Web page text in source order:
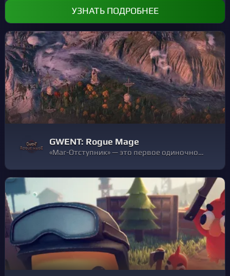
УЗНАТЬ ПОДРОБНЕЕ
GWENT: Rogue Mage
«Маг-Отступник» — это первое одиночное дополнение ГВИНТА, карточной игры по вселенной «Ведьмака». Здесь лучшие элементы стратегии и жанра roguelike сочетаются с карточными сражениями и составлением колод.